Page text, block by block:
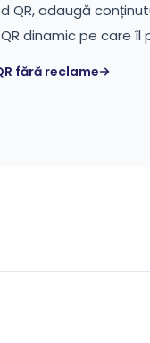
QR, adaugă
dinamic pe care îl
fără reclame